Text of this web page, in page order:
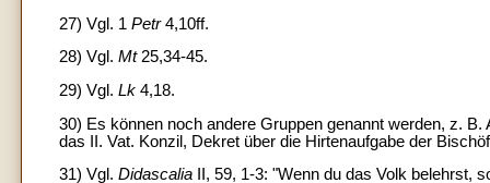
27) Vgl. 1 Petr4,10ff.
28) Vgl. Mt25,34-45.
29) Vgl. Lk 4,18.
30) Es können noch andere Gruppen genannt werden, z.
das II. Vat. Konzil, Dekret über die Hirtenaufgabe der
31) Vgl. Didascalia II, 59, 1-3: "Wenn du das Volk belehrst,